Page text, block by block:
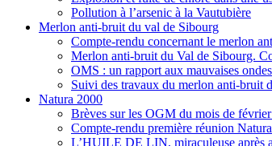
Pollution à l’arsenic à la Vautubière
Merlon anti-bruit du val de Sibourg
Compte-rendu concernant le merlon
Merlon anti-bruit du Val de Sibourg.
OMS : un rapport aux mauvaises ondes
Suivi des travaux du merlon anti-bruit
Natura 2000
Brèves sur les OGM du mois de
Compte-rendu première réunion
L’HUILE DE LIN, miraculeuse après